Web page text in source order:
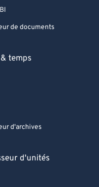
de documents
temps
d'archives
d'unités